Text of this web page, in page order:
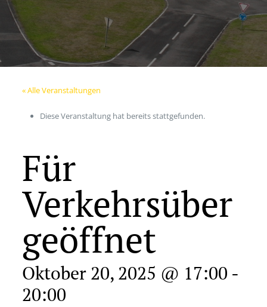
« Alle Veranstaltungen
Diese Veranstaltung hat bereits stattgefunden.
Für
Verkehrsüber
geöffnet
Oktober 20, 2025 @ 17:00 -
20:00